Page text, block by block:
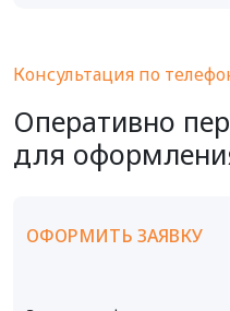
Консультация по
Оперативно
для
ОФОРМИТЬ ЗАЯВКУ